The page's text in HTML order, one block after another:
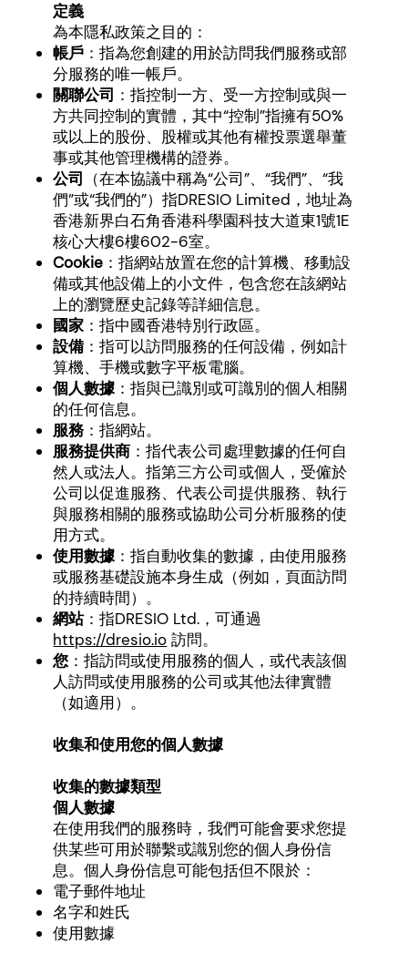
定義
為本隱私政策之目的：
帳戶 ：指為您創建的用於訪問我們服務或部
分服務的唯一帳戶。
關聯公司 ：指控制一方、受一方控制或與一
方共同控制的實體，其中“控制”指擁有50%
或以上的股份、股權或其他有權投票選舉董
事或其他管理機構的證券。
公司 （在本協議中稱為“公司”、“我們”、“我
們”或“我們的”）指DRESIO Limited，地址為
香港新界白石角香港科學園科技大道東1號1E
核心大樓6樓602-6室。
Cookie ：指網站放置在您的計算機、移動設
備或其他設備上的小文件，包含您在該網站
上的瀏覽歷史記錄等詳細信息。
國家 ：指中國香港特別行政區。
設備：指可以訪問服務的任何設備，例如計
算機、手機或數字平板電腦。
個人數據：指與已識別或可識別的個人相關
的任何信息。
服務 ：指網站。
服務提供商 ：指代表公司處理數據的任何自
然人或法人。指第三方公司或個人，受僱於
公司以促進服務、代表公司提供服務、執行
與服務相關的服務或協助公司分析服務的使
用方式。
使用數據：指自動收集的數據，由使用服務
或服務基礎設施本身生成（例如，頁面訪問
的持續時間）。
網站：指DRESIO Ltd.，可通過
https://dresio.io 訪問。
您 ：指訪問或使用服務的個人，或代表該個
人訪問或使用服務的公司或其他法律實體
（如適用）。
收集和使用您的個人數據
收集的數據類型
個人數據
在使用我們的服務時，我們可能會要求您提
供某些可用於聯繫或識別您的個人身份信
息。個人身份信息可能包括但不限於：
電子郵件地址
名字和姓氏
使用數據